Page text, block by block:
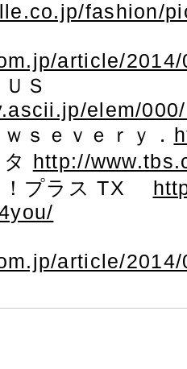
fashion/
article/
ＵＳ
elem/
ｓｅｖｅｒｙ．
http://
！プラス TX
article/